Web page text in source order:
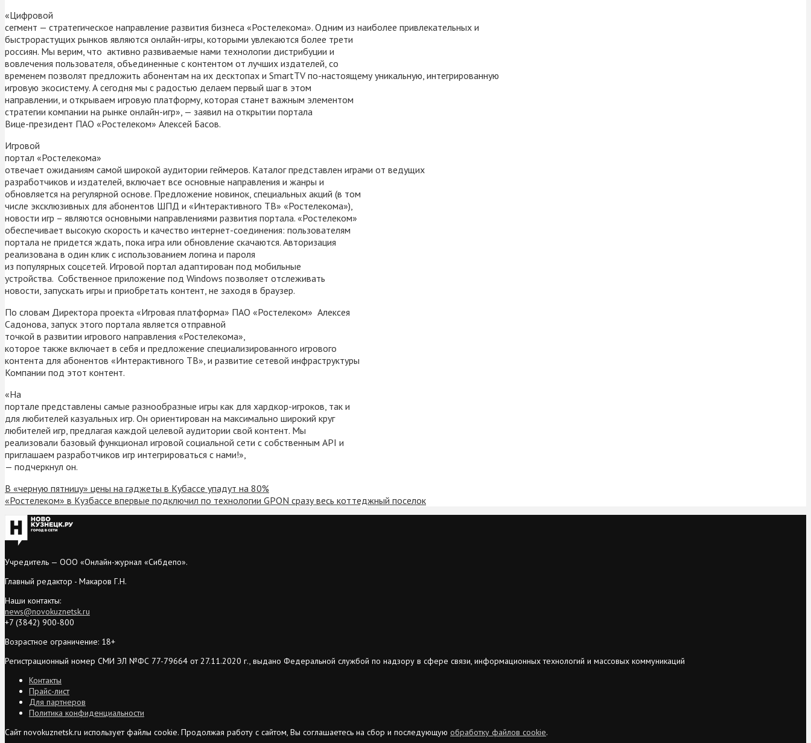
«Цифровой
сегмент — стратегическое направление развития бизнеса «Ростелекома». Одним из наиболее привлекательных и
быстрорастущих рынков являются онлайн-игры, которыми увлекаются более трети
россиян. Мы верим, что активно развиваемые нами технологии дистрибуции и
вовлечения пользователя, объединенные с контентом от лучших издателей, со
временем позволят предложить абонентам на их десктопах и SmartTV по-настоящему уникальную, интегрированную
игровую экосистему. А сегодня мы с радостью делаем первый шаг в этом
направлении, и открываем игровую платформу, которая станет важным элементом
стратегии компании на рынке онлайн-игр», — заявил на открытии портала
Вице-президент ПАО «Ростелеком» Алексей Басов.
Игровой
портал «Ростелекома»
отвечает ожиданиям самой широкой аудитории геймеров. Каталог представлен играми от ведущих
разработчиков и издателей, включает все основные направления и жанры и
обновляется на регулярной основе. Предложение новинок, специальных акций (в том
числе эксклюзивных для абонентов ШПД и «Интерактивного ТВ» «Ростелекома»),
новости игр – являются основными направлениями развития портала. «Ростелеком»
обеспечивает высокую скорость и качество интернет-соединения: пользователям
портала не придется ждать, пока игра или обновление скачаются. Авторизация
реализована в один клик с использованием логина и пароля
из популярных соцсетей. Игровой портал адаптирован под мобильные
устройства. Собственное приложение под Windows позволяет отслеживать
новости, запускать игры и приобретать контент, не заходя в браузер.
По словам Директора проекта «Игровая платформа» ПАО «Ростелеком» Алексея
Садонова, запуск этого портала является отправной
точкой в развитии игрового направления «Ростелекома»,
которое также включает в себя и предложение специализированного игрового
контента для абонентов «Интерактивного ТВ», и развитие сетевой инфраструктуры
Компании под этот контент.
«На
портале представлены самые разнообразные игры как для хардкор-игроков, так и
для любителей казуальных игр. Он ориентирован на максимально широкий круг
любителей игр, предлагая каждой целевой аудитории свой контент. Мы
реализовали базовый функционал игровой социальной сети с собственным API и
приглашаем разработчиков игр интегрироваться с нами!»,
— подчеркнул он.
В «черную пятницу» цены на гаджеты в Кубассе упадут на 80%
«Ростелеком» в Кузбассе впервые подключил по технологии GPON сразу весь коттеджный поселок
Учредитель — ООО «Онлайн-журнал «Сибдепо».
Главный редактор - Макаров Г.Н.
Наши контакты:
news@novokuznetsk.ru
+7 (3842) 900-800
Возрастное ограничение: 18+
Регистрационный номер СМИ ЭЛ №ФС 77-79664 от 27.11.2020 г., выдано Федеральной службой по надзору в сфере связи, информационных технологий и массовых коммуникаций
Контакты
Прайс-лист
Для партнеров
Политика конфиденциальности
Сайт novokuznetsk.ru использует файлы cookie. Продолжая работу с сайтом, Вы соглашаетесь на сбор и последующую обработку файлов cookie.